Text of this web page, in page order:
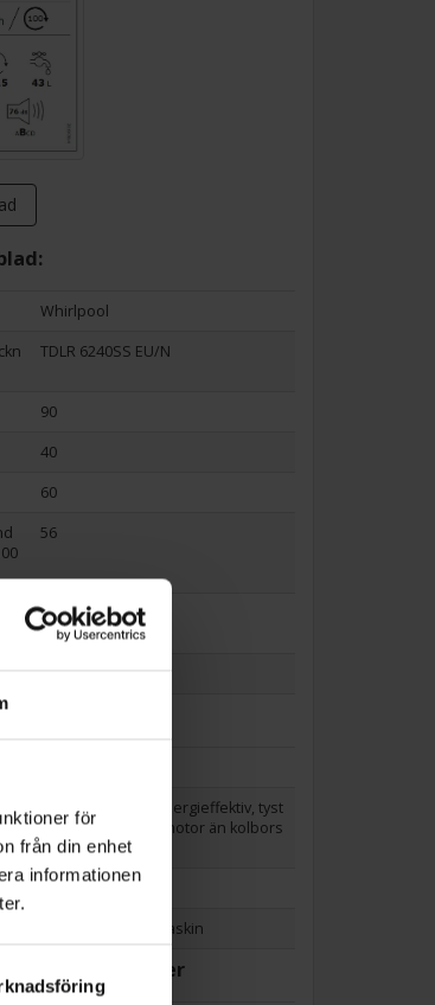
för
från din enhet
informationen
Whirlpool
TDLR 6240SS EU/N
90
40
60
56
6
8003437051272
Kolborstfri (mer energieffektiv, tyst
are och stabilare motor än kolbors
tmotor)
Vit
Toppmatad tvättmaskin
och egenskaper